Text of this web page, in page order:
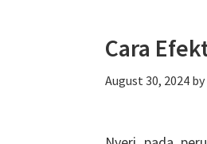
Cara
August 30, 2024 by